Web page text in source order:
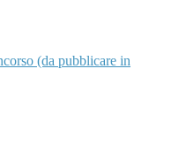
(da pubblicare in